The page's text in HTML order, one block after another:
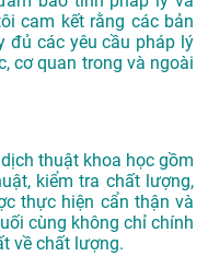
cam kết rằng các bản
đủ các yêu cầu pháp lý
cơ quan trong và ngoài
thuật khoa học gồm
kiểm tra chất lượng,
thực hiện cẩn thận và
cùng không chỉ chính
về chất lượng.